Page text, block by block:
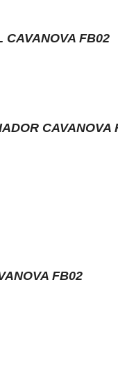
CAVANOVA FB02
CAVANOVA
FB02